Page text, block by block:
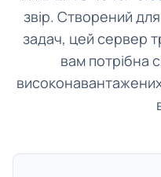
звір. Створений
задач, цей сервер
вам потрібна